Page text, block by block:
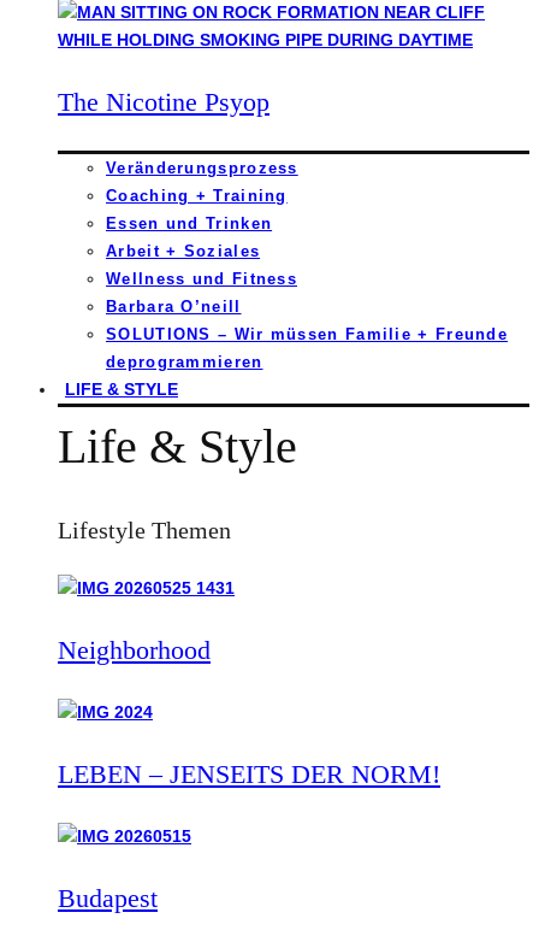
The Nicotine Psyop
Veränderungsprozess
Coaching + Training
Essen und Trinken
Arbeit + Soziales
Wellness und Fitness
Barbara O’neill
SOLUTIONS – Wir müssen Familie + Freunde
deprogrammieren
LIFE & STYLE
Life & Style
Lifestyle Themen
Neighborhood
LEBEN – JENSEITS DER NORM!
Budapest